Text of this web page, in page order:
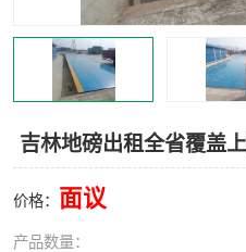
吉林地磅出租全省覆盖
价格： 面议
产品数量：
塑料撕碎机